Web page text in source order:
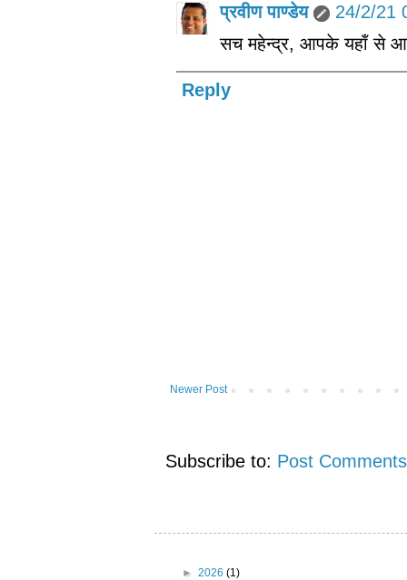
प्रवीण पाण्डेय
24/2/21
सच महेन्द्र, आपके यहाँ से
Reply
Newer Post
Subscribe to: Post
► 2026 (1)